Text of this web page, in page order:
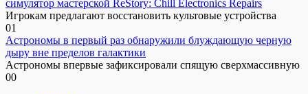
симулятор мастерской ReStory: Chill Electronics Repairs
Игрокам предлагают восстановить культовые устройства
01
Астрономы в первый раз обнаружили блуждающую черную
дыру вне пределов галактики
Астрономы впервые зафиксировали спящую сверхмассивную
00